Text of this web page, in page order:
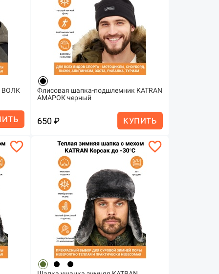
ВОЛК
Флисовая шапка-подшлемник KATRAN
АМАРОК черный
650 ₽ КУПИТЬ
favorite_border favorite_border